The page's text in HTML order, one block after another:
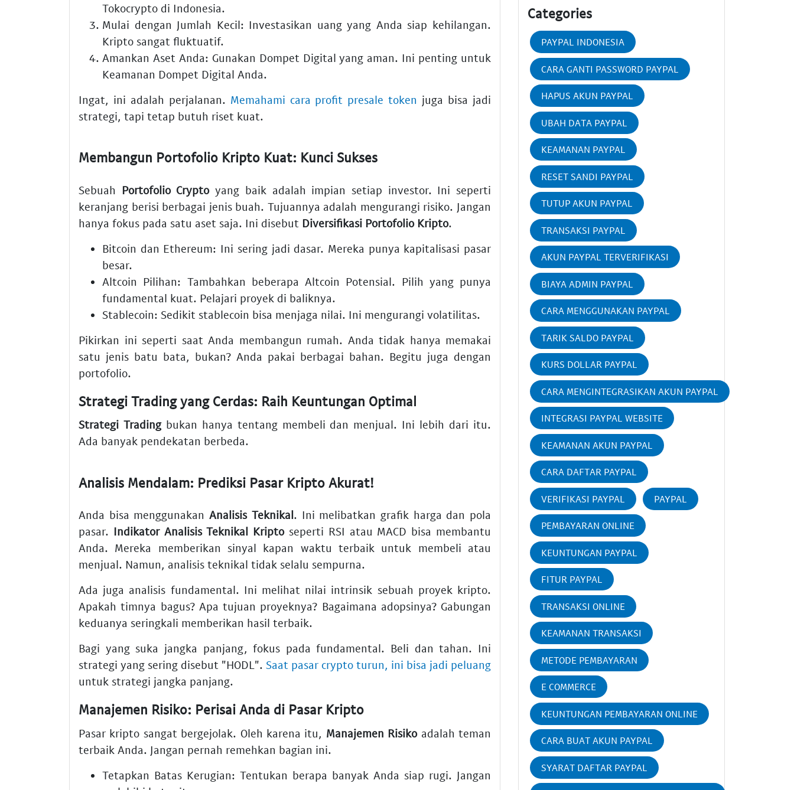
Tokocrypto di Indonesia.
Mulai dengan Jumlah Kecil: Investasikan uang yang Anda siap kehilangan.
Kripto sangat fluktuatif.
Amankan Aset Anda: Gunakan Dompet Digital yang aman. Ini penting untuk
Keamanan Dompet Digital Anda.
Ingat, ini adalah perjalanan. Memahami cara profit presale token juga bisa jadi
strategi, tapi tetap butuh riset kuat.
Membangun Portofolio Kripto Kuat: Kunci Sukses
Sebuah Portofolio Cryptoyang baik adalah impian setiap investor. Ini seperti
keranjang berisi berbagai jenis buah. Tujuannya adalah mengurangi risiko. Jangan
hanya fokus pada satu aset saja. Ini disebut Diversifikasi Portofolio Kripto.
Bitcoin dan Ethereum: Ini sering jadi dasar. Mereka punya kapitalisasi pasar
besar.
Altcoin Pilihan: Tambahkan beberapa Altcoin Potensial. Pilih yang punya
fundamental kuat. Pelajari proyek di baliknya.
Stablecoin: Sedikit stablecoin bisa menjaga nilai. Ini mengurangi volatilitas.
Pikirkan ini seperti saat Anda membangun rumah. Anda tidak hanya memakai
satu jenis batu bata, bukan? Anda pakai berbagai bahan. Begitu juga dengan
portofolio.
Strategi Trading yang Cerdas: Raih Keuntungan Optimal
Strategi Tradingbukan hanya tentang membeli dan menjual. Ini lebih dari itu.
Ada banyak pendekatan berbeda.
Analisis Mendalam: Prediksi Pasar Kripto Akurat!
Anda bisa menggunakanAnalisis Teknikal. Ini melibatkan grafik harga dan pola
pasar. Indikator Analisis Teknikal Kriptoseperti RSI atau MACD bisa membantu
Anda. Mereka memberikan sinyal kapan waktu terbaik untuk membeli atau
menjual. Namun, analisis teknikal tidak selalu sempurna.
Ada juga analisis fundamental. Ini melihat nilai intrinsik sebuah proyek kripto.
Apakah timnya bagus? Apa tujuan proyeknya? Bagaimana adopsinya? Gabungan
keduanya seringkali memberikan hasil terbaik.
Bagi yang suka jangka panjang, fokus pada fundamental. Beli dan tahan. Ini
strategi yang sering disebut "HODL". Saat pasar crypto turun, ini bisa jadi peluang
untuk strategi jangka panjang.
Manajemen Risiko: Perisai Anda di Pasar Kripto
Pasar kripto sangat bergejolak. Oleh karena itu, Manajemen Risikoadalah teman
terbaik Anda. Jangan pernah remehkan bagian ini.
Tetapkan Batas Kerugian: Tentukan berapa banyak Anda siap rugi. Jangan
Categories
PAYPAL INDONESIA
CARA GANTI PASSWORD PAYPAL
HAPUS AKUN PAYPAL
UBAH DATA PAYPAL
KEAMANAN PAYPAL
RESET SANDI PAYPAL
TUTUP AKUN PAYPAL
TRANSAKSI PAYPAL
AKUN PAYPAL TERVERIFIKASI
BIAYA ADMIN PAYPAL
CARA MENGGUNAKAN PAYPAL
TARIK SALDO PAYPAL
KURS DOLLAR PAYPAL
CARA MENGINTEGRASIKAN AKUN PAYPAL
INTEGRASI PAYPAL WEBSITE
KEAMANAN AKUN PAYPAL
CARA DAFTAR PAYPAL
VERIFIKASI PAYPAL PAYPAL
PEMBAYARAN ONLINE
KEUNTUNGAN PAYPAL
FITUR PAYPAL
TRANSAKSI ONLINE
KEAMANAN TRANSAKSI
METODE PEMBAYARAN
E COMMERCE
KEUNTUNGAN PEMBAYARAN ONLINE
CARA BUAT AKUN PAYPAL
SYARAT DAFTAR PAYPAL